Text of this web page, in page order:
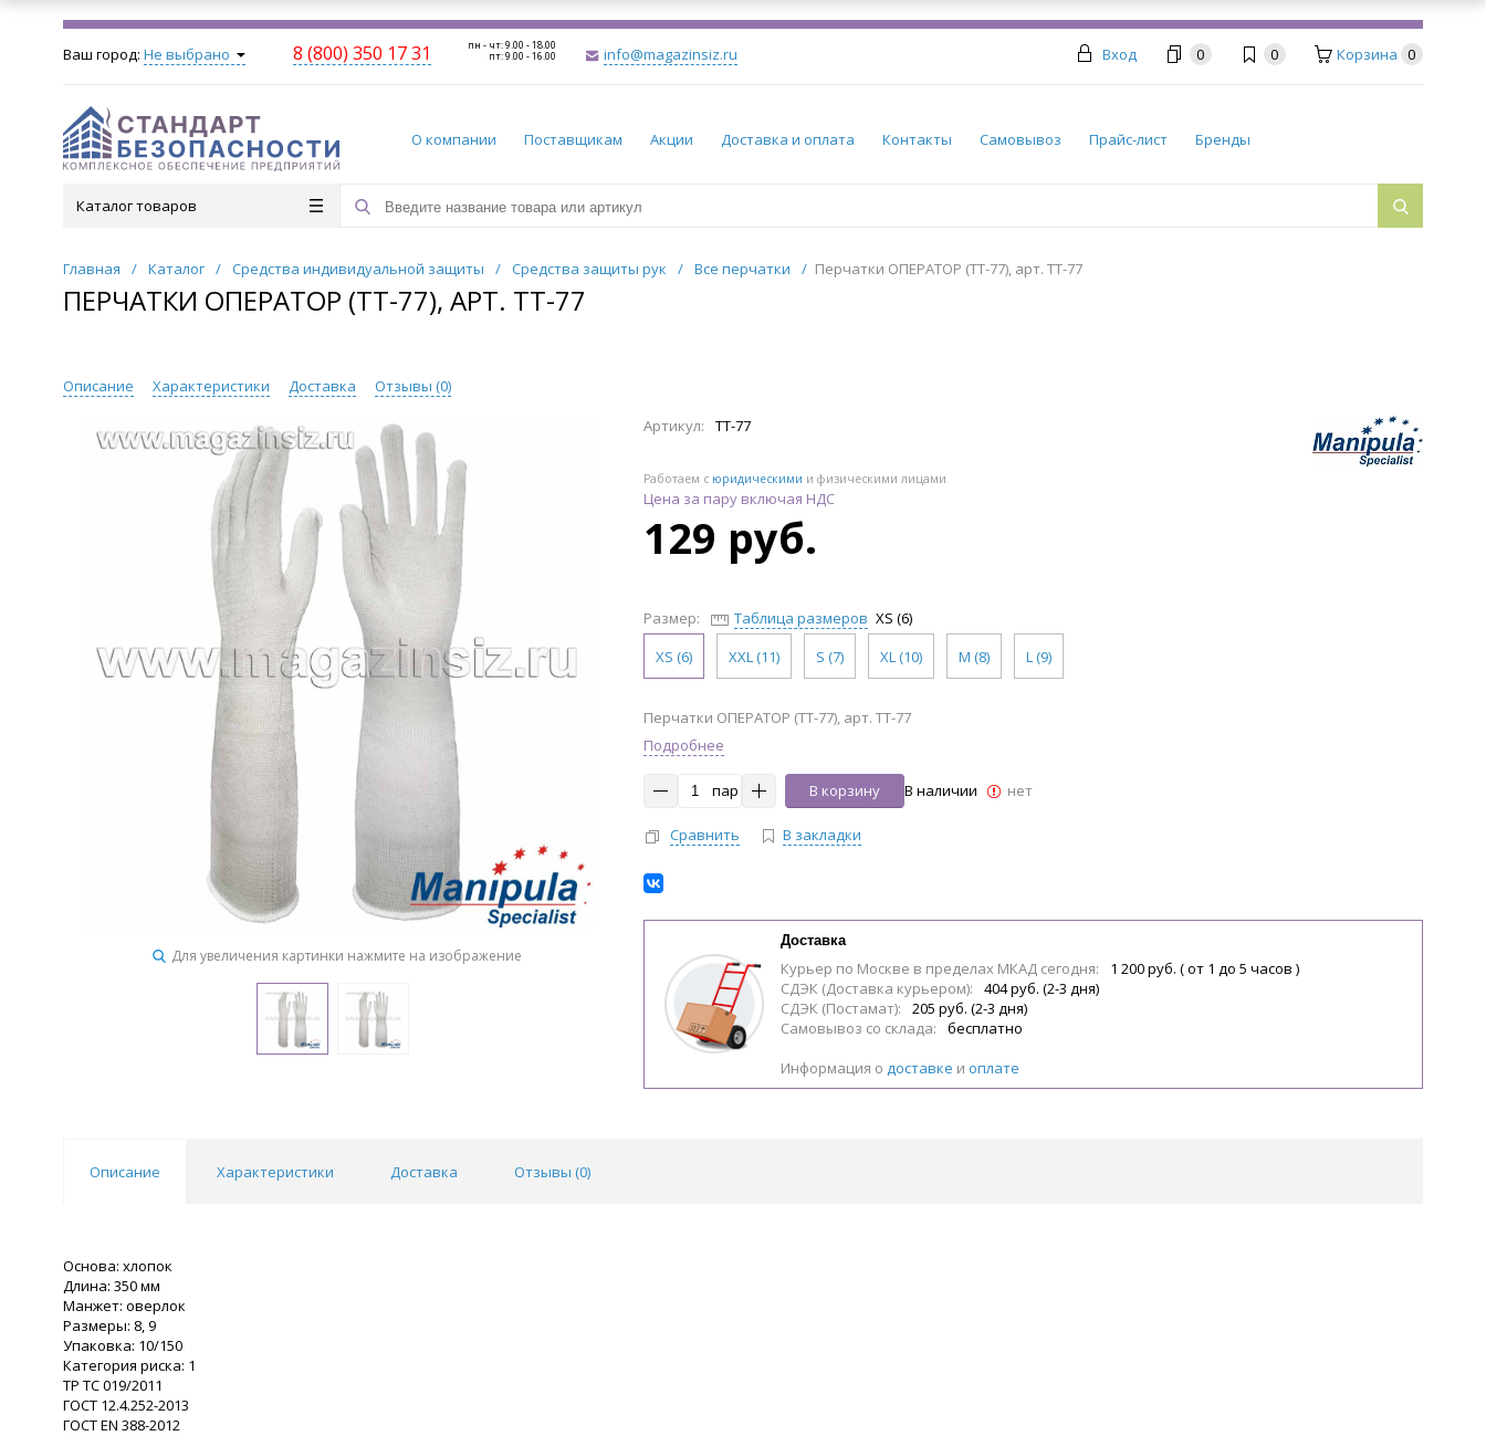
Ваш город: Не выбрано 8 (800) 350 17 31 пн - чт: 9.00 - 18.00
пт: 9.00 - 16.00 info@magazinsiz.ru Вход 0 0 Корзина 0
О компании Поставщикам Акции Доставка и оплата Контакты Самовывоз Прайс-лист Бренды
Каталог товаров
Главная / Каталог / Средства индивидуальной защиты / Средства защиты рук / Все перчатки / Перчатки ОПЕРАТОР (TT-77), арт. TT-77
ПЕРЧАТКИ ОПЕРАТОР (TT-77), АРТ. TT-77
Описание Характеристики Доставка Отзывы (0)
Для увеличения картинки нажмите на изображение
Артикул: TT-77
Работаем с юридическими и физическими лицами
Цена за пару включая НДС
129 руб.
Размер: Таблица размеров XS (6)
XS (6)
XXL (11) S (7) XL (10) M (8) L (9)
Перчатки ОПЕРАТОР (TT-77), арт. TT-77
Подробнее
пар В корзину В наличии нет
Сравнить В закладки
Доставка
Курьер по Москве в пределах МКАД сегодня:
1 200 руб. ( от 1 до 5 часов )
СДЭК (Доставка курьером):
404 руб. (2-3 дня)
СДЭК (Постамат):
205 руб. (2-3 дня)
Самовывоз со склада:
бесплатно
Информация о доставке и оплате
Описание Характеристики Доставка Отзывы (0)
Основа: хлопок
Длина: 350 мм
Манжет: оверлок
Размеры: 8, 9
Упаковка: 10/150
Категория риска: 1
ТР ТС 019/2011
ГОСТ 12.4.252-2013
ГОСТ ЕN 388-2012